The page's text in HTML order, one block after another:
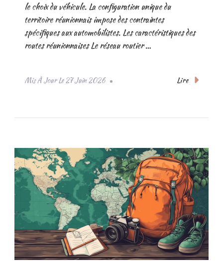
le choix du véhicule. La configuration unique du
territoire réunionnais impose des contraintes
spécifiques aux automobilistes. Les caractéristiques des
routes réunionnaises Le réseau routier …
Mis À Jour Le27 Juin 2026 Lire